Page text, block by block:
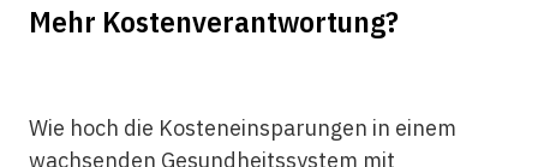
Mehr Kostenverantwortung?
Wie hoch die Kosteneinsparungen in einem
wachsenden Gesundheitssystem mit